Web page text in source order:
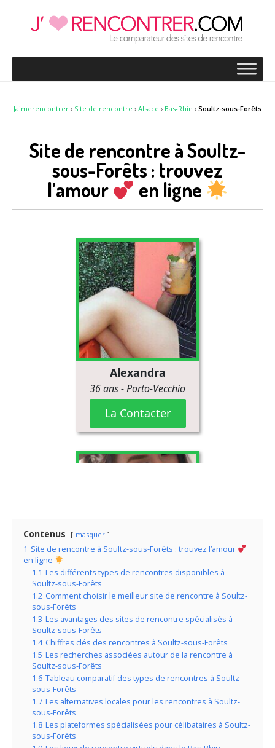
Jaimerencontrer › Site de rencontre › Alsace › Bas-Rhin › Soultz-sous-Forêts
Site de rencontre à Soultz-
sous-Forêts : trouvez
l’amour
en ligne
Contenus masquer
1 Site de rencontre à Soultz-sous-Forêts : trouvez l’amour
en ligne
1.1 Les différents types de rencontres disponibles à
Soultz-sous-Forêts
1.2 Comment choisir le meilleur site de rencontre à Soultz-
sous-Forêts
1.3 Les avantages des sites de rencontre spécialisés à
Soultz-sous-Forêts
1.4 Chiffres clés des rencontres à Soultz-sous-Forêts
1.5 Les recherches associées autour de la rencontre à
Soultz-sous-Forêts
1.6 Tableau comparatif des types de rencontres à Soultz-
sous-Forêts
1.7 Les alternatives locales pour les rencontres à Soultz-
sous-Forêts
1.8 Les plateformes spécialisées pour célibataires à Soultz-
sous-Forêts